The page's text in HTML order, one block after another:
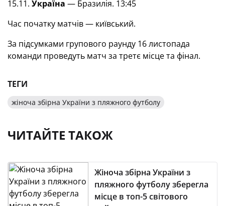
15.11. Україна — Бразилія. 13:45
Час початку матчів — київський.
За підсумками групового раунду 16 листопада
команди проведуть матч за третє місце та фінал.
ТЕГИ
жіноча збірна України з пляжного футболу
ЧИТАЙТЕ ТАКОЖ
Жіноча збірна України з
пляжного футболу зберегла
місце в топ-5 світового